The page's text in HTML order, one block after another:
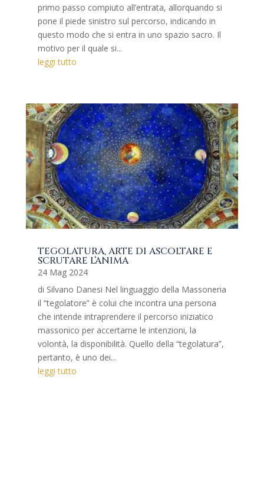
primo passo compiuto all’entrata, allorquando si
pone il piede sinistro sul percorso, indicando in
questo modo che si entra in uno spazio sacro. Il
motivo per il quale si...
leggi tutto
TEGOLATURA, ARTE DI ASCOLTARE E
SCRUTARE L’ANIMA
24 Mag 2024
di Silvano Danesi Nel linguaggio della Massoneria
il “tegolatore” è colui che incontra una persona
che intende intraprendere il percorso iniziatico
massonico per accertarne le intenzioni, la
volontà, la disponibilità. Quello della “tegolatura”,
pertanto, è uno dei...
leggi tutto